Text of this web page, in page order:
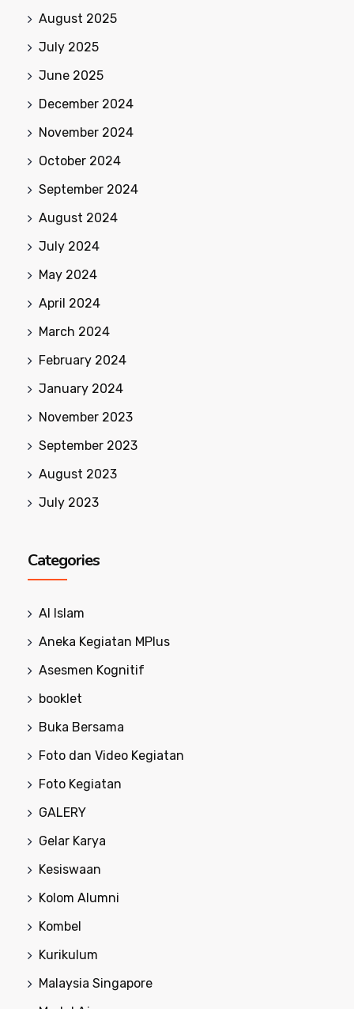
August 2025
July 2025
June 2025
December 2024
November 2024
October 2024
September 2024
August 2024
July 2024
May 2024
April 2024
March 2024
February 2024
January 2024
November 2023
September 2023
August 2023
July 2023
Categories
Al Islam
Aneka Kegiatan MPlus
Asesmen Kognitif
booklet
Buka Bersama
Foto dan Video Kegiatan
Foto Kegiatan
GALERY
Gelar Karya
Kesiswaan
Kolom Alumni
Kombel
Kurikulum
Malaysia Singapore